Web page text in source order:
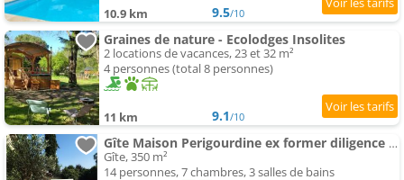
10.9 km 9.5/10
Graines de nature - Ecolodges Insolites
2 locations de vacances, 23 et 32 m²
4 personnes (total 8 personnes)
11 km 9.1/10
Gîte Maison Perigourdine ex former diligence relay
Gîte, 350 m²
14 personnes, 7 chambres, 3 salles de bains